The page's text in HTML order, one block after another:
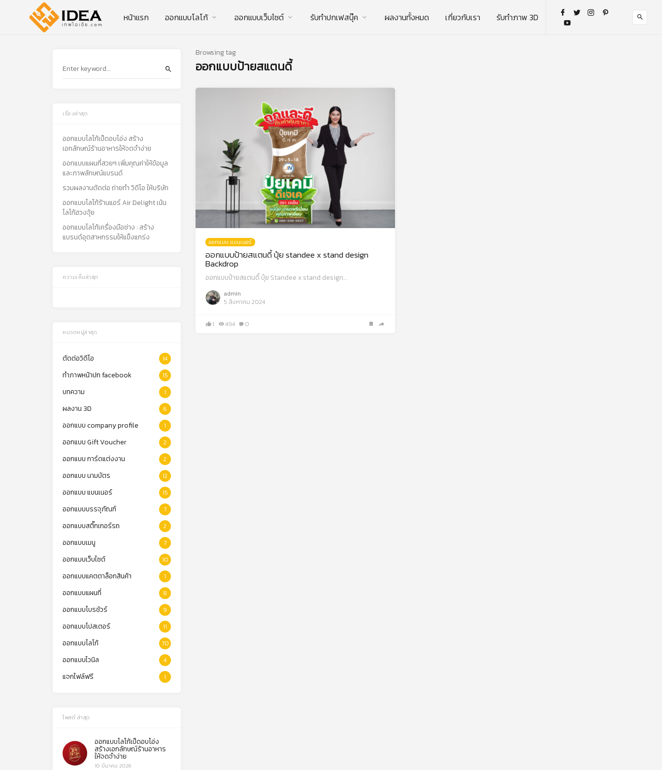
หน้าแรก ออกแบบโลโก้ ออกแบบเว็บไซต์ รับทําปกเฟสบุ๊ค ผลงานทั้งหมด เกี่ยวกับเรา รับทำภาพ 3D
Browsing tag
ออกแบบป้ายสแตนดี้
ออกแบบ แบนเนอร์
ออกแบบป้ายสแตนดี้ ปุ๋ย standee x stand design
Backdrop
ออกแบบป้ายสแตนดี้ ปุ๋ย Standee x stand design…
admin
5 สิงหาคม 2024
1 494 0
เรื่องล่าสุด
ออกแบบโลโก้เป็ดอบโอ่ง สร้าง
เอกลักษณ์ร้านอาหารให้จดจำง่าย
ออกแบบแผนที่สวยๆ เพิ่มคุณค่าให้ข้อมูล
และภาพลักษณ์แบรนด์
รวมผลงานตัดต่อ ถ่ายทำ วิดีโอ ให้บริษัท
ออกแบบโลโก้ร้านแอร์ Air Delight เน้น
โลโก้ฮวงจุ้ย
ออกแบบโลโก้เครื่องมือช่าง : สร้าง
แบรนด์อุตสาหกรรมให้แข็งแกร่ง
ความเห็นล่าสุด
หมวดหมู่ล่าสุด
ตัดต่อวิดีโอ 14
ทำภาพหน้าปก facebook 15
บทความ 1
ผลงาน 3D 6
ออกแบบ company profile 1
ออกแบบ Gift Voucher 2
ออกแบบ การ์ดแต่งงาน 2
ออกแบบ นามบัตร 12
ออกแบบ แบนเนอร์ 15
ออกแบบบรรจุภัณฑ์ 7
ออกแบบสติ๊กเกอร์รถ 2
ออกแบบเมนู 7
ออกแบบเว็บไซต์ 10
ออกแบบแคตตาล็อกสินค้า 1
ออกแบบแผนที่ 8
ออกแบบโบรชัวร์ 9
ออกแบบโปสเตอร์ 11
ออกแบบโลโก้ 70
ออกแบบไวนิล 4
แจกไฟล์ฟรี 1
โพสต์ ล่าสุด
ออกแบบโลโก้เป็ดอบโอ่ง
สร้างเอกลักษณ์ร้านอาหาร
ให้จดจำง่าย
10 มีนาคม 2026